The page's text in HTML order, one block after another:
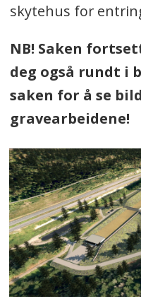
skytehus for
NB! Saken
deg også rundt i
saken for å se
gravearbeidene!